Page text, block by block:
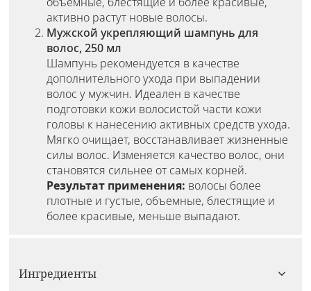
активно растут новые волосы.
Мужской укрепляющий шампунь для
волос, 250 мл
Шампунь рекомендуется в качестве
дополнительного ухода при выпадении
волос у мужчин. Идеален в качестве
подготовки кожи волосистой части кожи
головы к нанесению активных средств ухода.
Мягко очищает, восстанавливает жизненные
силы волос. Изменяется качество волос, они
становятся сильнее от самых корней.
Результат применения: волосы более
плотные и густые, объемные, блестящие и
более красивые, меньше выпадают.
Ингредиенты